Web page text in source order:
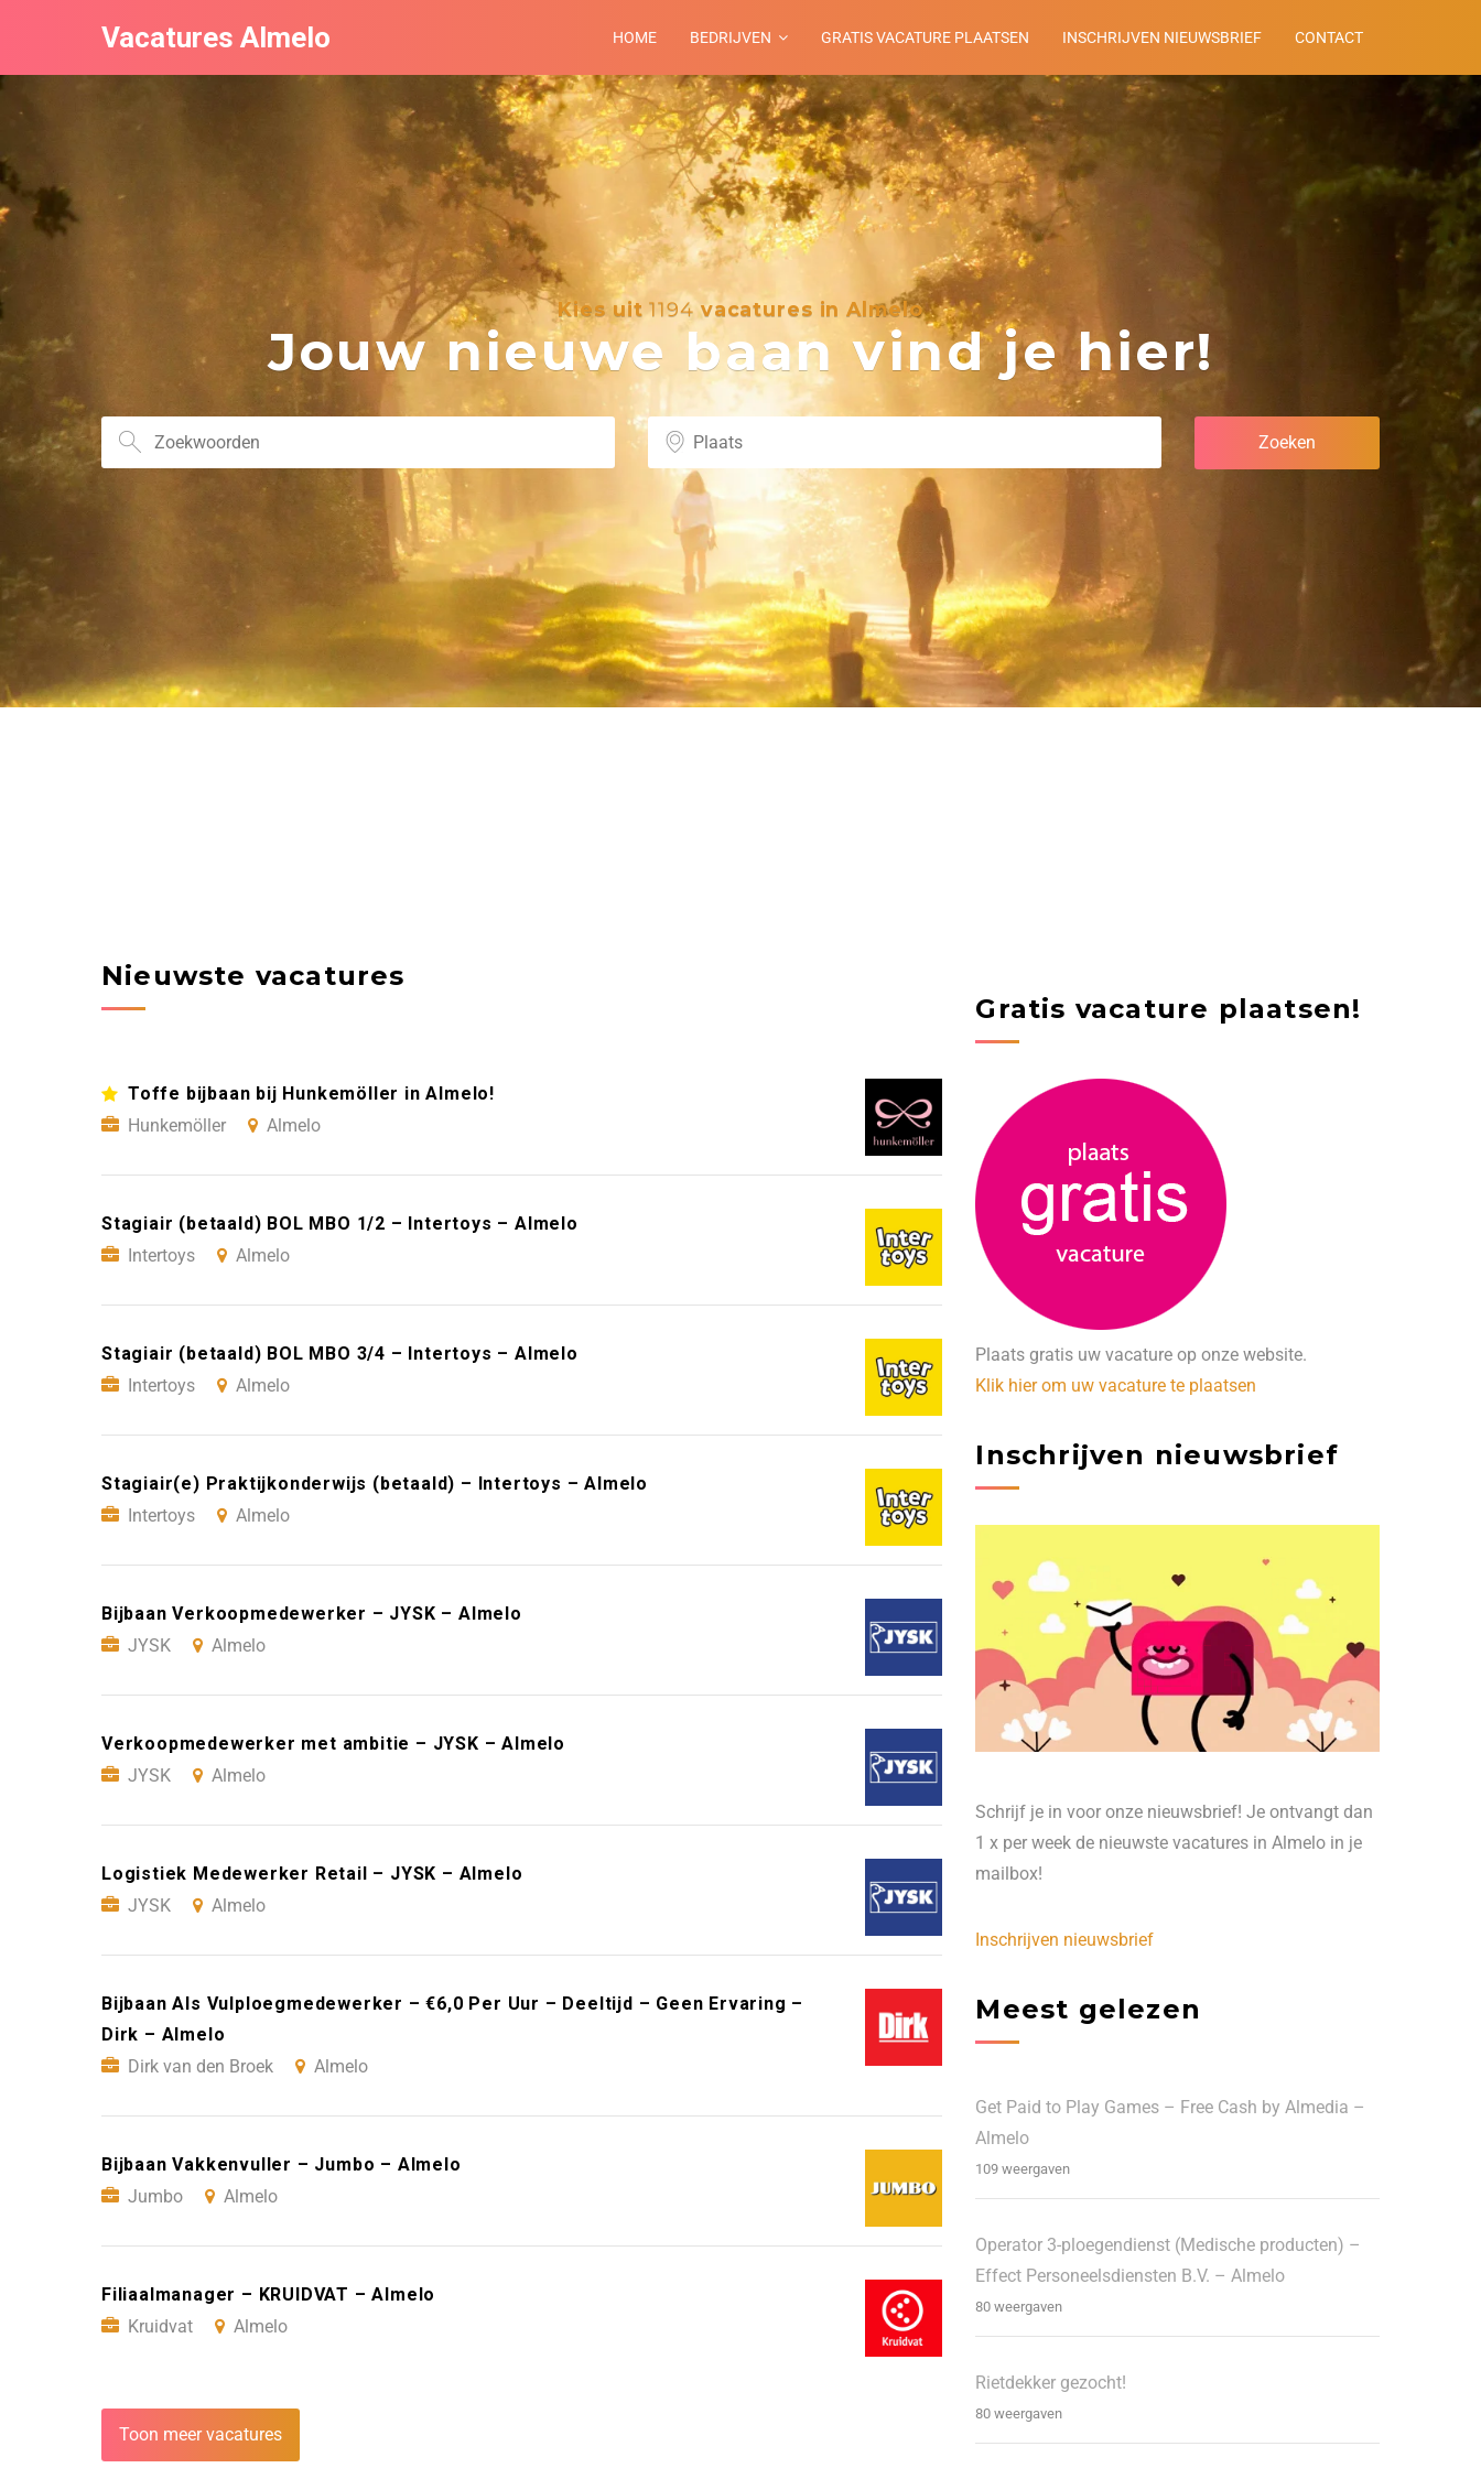
Vacatures Almelo HOME BEDRIJVEN GRATIS VACATURE PLAATSEN INSCHRIJVEN NIEUWSBRIEF CONTACT
Kies uit1194vacatures in Almelo
Jouw nieuwe baan vind je hier!
Nieuwste vacatures
Toffe bijbaan bij Hunkemöller in Almelo!
Hunkemöller
Almelo
Stagiair (betaald) BOL MBO 1/2 – Intertoys – Almelo
Intertoys
Almelo
Stagiair (betaald) BOL MBO 3/4 – Intertoys – Almelo
Intertoys
Almelo
Stagiair(e) Praktijkonderwijs (betaald) – Intertoys – Almelo
Intertoys
Almelo
Bijbaan Verkoopmedewerker – JYSK – Almelo
JYSK
Almelo
Verkoopmedewerker met ambitie – JYSK – Almelo
JYSK
Almelo
Logistiek Medewerker Retail – JYSK – Almelo
JYSK
Almelo
Bijbaan Als Vulploegmedewerker – €6,0 Per Uur – Deeltijd – Geen Ervaring –
Dirk – Almelo
Dirk van den Broek
Almelo
Bijbaan Vakkenvuller – Jumbo – Almelo
Jumbo
Almelo
Filiaalmanager – KRUIDVAT – Almelo
Kruidvat
Almelo
Toon meer vacatures
Gratis vacature plaatsen!
Plaats gratis uw vacature op onze website.
Klik hier om uw vacature te plaatsen
Inschrijven nieuwsbrief
Schrijf je in voor onze nieuwsbrief! Je ontvangt dan
1 x per week de nieuwste vacatures in Almelo in je
mailbox!
Inschrijven nieuwsbrief
Meest gelezen
Get Paid to Play Games – Free Cash by Almedia –
Almelo
109 weergaven
Operator 3-ploegendienst (Medische producten) –
Effect Personeelsdiensten B.V. – Almelo
80 weergaven
Rietdekker gezocht!
80 weergaven